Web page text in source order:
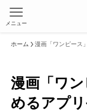
メニュー
ホーム 漫画「ワンピース
漫画「ワ
めるアプ